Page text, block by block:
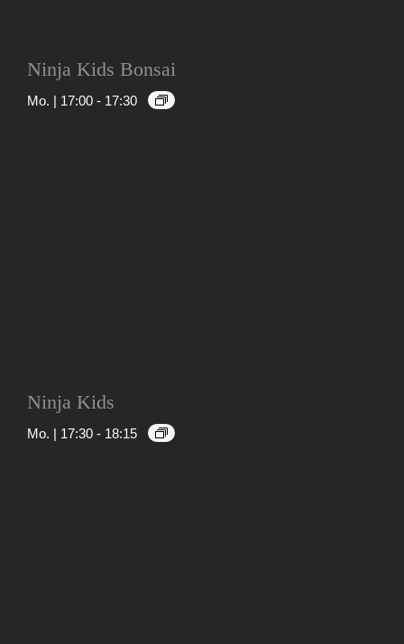
Ninja Kids Bonsai
Mo. | 17:00 - 17:30
Ninja Kids
Mo. | 17:30 - 18:15